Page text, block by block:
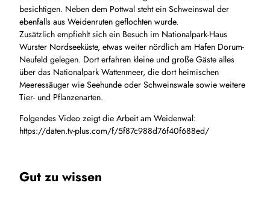
l
.
J
P
G
besichtigen. Neben dem Pottwal steht ein Schweinswal der
ebenfalls aus Weidenruten geflochten wurde.
Zusätzlich empfiehlt sich ein Besuch im Nationalpark-Haus
Wurster Nordseeküste, etwas weiter nördlich am Hafen Dorum-
Neufeld gelegen. Dort erfahren kleine und große Gäste alles
über das Nationalpark Wattenmeer, die dort heimischen
Meeressäuger wie Seehunde oder Schweinswale sowie weitere
Tier- und Pflanzenarten.
Folgendes Video zeigt die Arbeit am Weidenwal:
https://daten.tv-plus.com/f/5f87c988d76f40f688ed/
Gut zu wissen